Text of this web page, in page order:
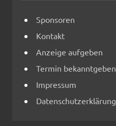
Sponsoren
Kontakt
Anzeige aufgeben
Termin bekanntgeben
Impressum
Datenschutzerklärung